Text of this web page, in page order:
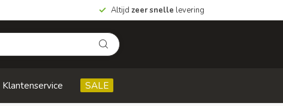
Altijd zeer snelle levering
Klantenservice SALE